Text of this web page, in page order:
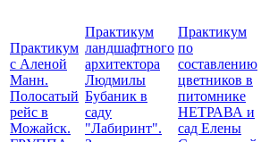
Практикум
с Аленой
Манн.
Полосатый
рейс в
Можайск.
Практикум
ландшафтного
архитектора
Людмилы
Бубаник в
саду
"Лабиринт".
Практикум
по
составлению
цветников в
питомнике
НЕТРАВА и
сад Елены